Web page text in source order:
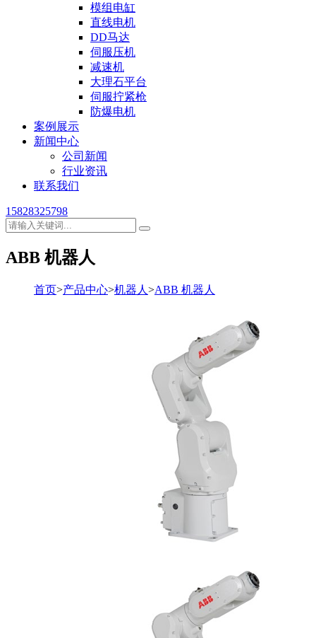
模组电缸
直线电机
DD马达
伺服压机
减速机
大理石平台
伺服拧紧枪
防爆电机
案例展示
新闻中心
公司新闻
行业资讯
联系我们
15828325798
ABB 机器人
首页>产品中心>机器人 >ABB 机器人